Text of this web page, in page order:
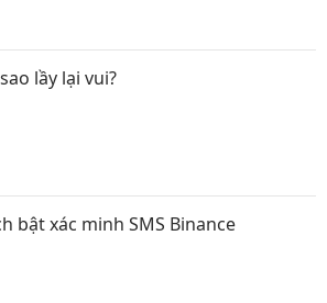
lầy lại vui?
bật xác minh SMS Binance